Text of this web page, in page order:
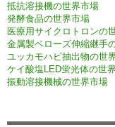
抵抗溶接機の世界市場
発酵食品の世界市場
医療用サイクロトロンの
金属製ベローズ伸縮継手
ユッカモハビ抽出物の世
ケイ酸塩LED蛍光体の世
振動溶接機械の世界市場